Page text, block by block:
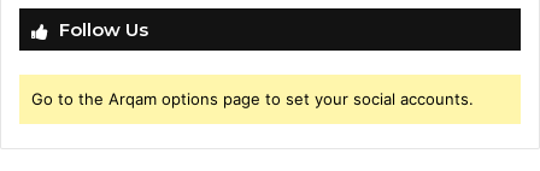
Follow Us
Go to the Arqam options page to set your social accounts.